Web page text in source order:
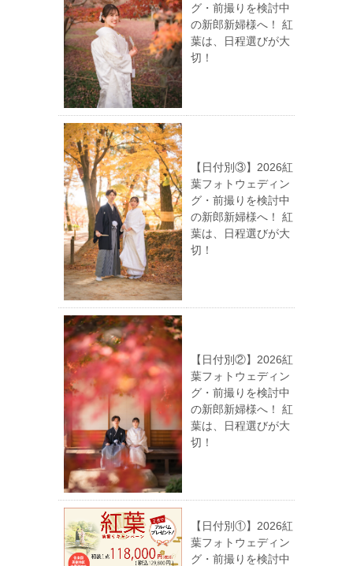
グ・前撮りを検討中
の新郎新婦様へ！ 紅
葉は、日程選びが大
切！
【日付別③】2026紅
葉フォトウェディン
グ・前撮りを検討中
の新郎新婦様へ！ 紅
葉は、日程選びが大
切！
【日付別②】2026紅
葉フォトウェディン
グ・前撮りを検討中
の新郎新婦様へ！ 紅
葉は、日程選びが大
切！
【日付別①】2026紅
葉フォトウェディン
グ・前撮りを検討中